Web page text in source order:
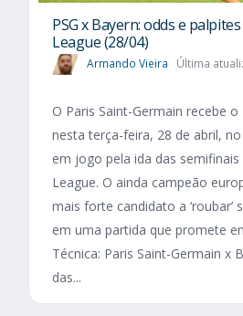
PSG x Bayern: odds e
League (28/04)
Armando Vieira Última
O Paris Saint-Germain recebe
nesta terça-feira, 28 de abril,
em jogo pela ida das semifinais
League. O ainda campeão
mais forte candidato a ‘roubar’
em uma partida que promete
Técnica: Paris Saint-Germain x
das...